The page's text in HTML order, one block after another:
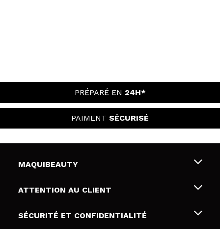
PRÉPARÉ EN 24H*
PAIMENT SÉCURISÉ
MAQUIBEAUTY
Qui sommes nous
Cartes-cadeaux
ATTENTION AU CLIENT
Livraison & retour
SÉCURITÉ ET CONFIDENTIALITÉ